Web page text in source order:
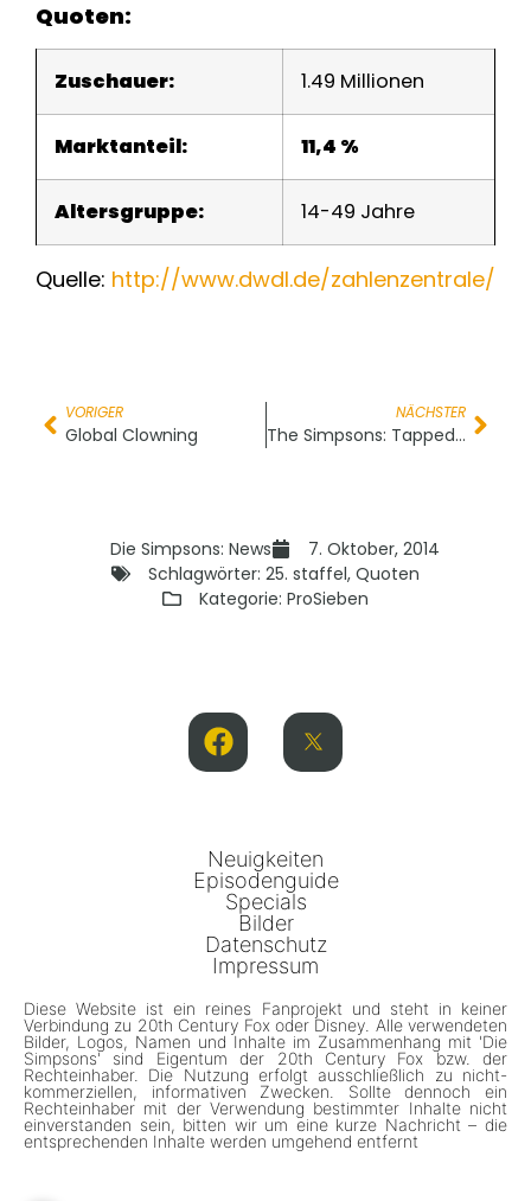
Quoten:
Zuschauer: 1.49 Millionen
Marktanteil: 11,4 %
Altersgruppe: 14-49 Jahre
Quelle: http://www.dwdl.de/zahlenzentrale/
VORIGER
Global Clowning
NÄCHSTER
The Simpsons: Tapped Out – Treehouse of Horror Update
Die Simpsons: News
7. Oktober, 2014
Schlagwörter: 25. staffel, Quoten
Kategorie: ProSieben
Neuigkeiten
Episodenguide
Specials
Bilder
Datenschutz
Impressum
Diese Website ist ein reines Fanprojekt und steht in keiner
Verbindung zu 20th Century Fox oder Disney. Alle verwendeten
Bilder, Logos, Namen und Inhalte im Zusammenhang mit 'Die
Simpsons' sind Eigentum der 20th Century Fox bzw. der
Rechteinhaber. Die Nutzung erfolgt ausschließlich zu nicht-
kommerziellen, informativen Zwecken. Sollte dennoch ein
Rechteinhaber mit der Verwendung bestimmter Inhalte nicht
einverstanden sein, bitten wir um eine kurze Nachricht – die
entsprechenden Inhalte werden umgehend entfernt